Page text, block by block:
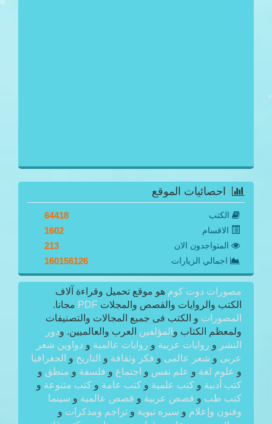
احصائيات الموقع
الكتب 64418
الاقسام 1602
المتواجدون الان 213
اجمالي الزيارات 160156126
مصورات دوت كوم هو موقع تحميل وقراءة آلاف
الكتب والروايات والقصص والمجلات PDF مجانا.
المصورات و الكتب فى جميع المجالات والتصنيفات
ولمعظم الكتاب و المؤلفين العرب والعالميين. ودور
النشر و روايات عربية و روايات عالمية و دواوين شعر
عربى و شعر عالمى و فكر وثقافة و التاريخ و الجغرافيا
و علوم لغة و علم نفس و اجتماع و فلسفة و منطق و
كتب أدبية و كتب علمية و كتب عامة و كتب متنوعة و
كتب طب و قصص عربية و قصص عالمية و سينما
وفنون وإعلام و سيره نبوية و تراجم ومذكرات و